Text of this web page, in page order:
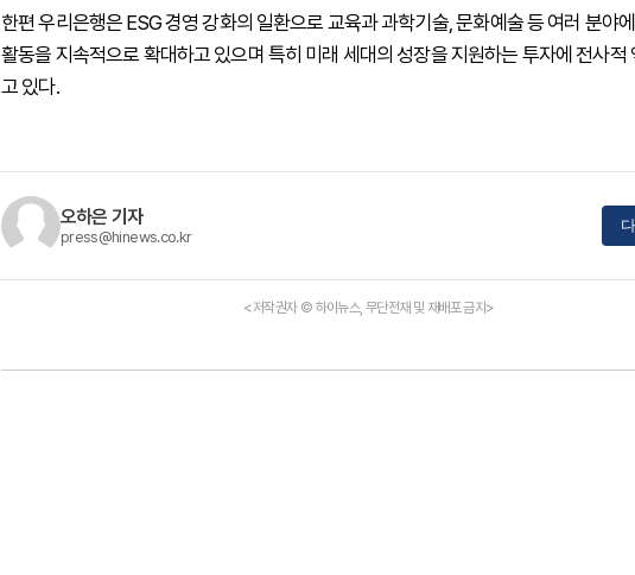
한편 우리은행은 ESG 경영 강화의 일환으로 교육과 과학기술, 문화예술 등 여러 분야
활동을 지속적으로 확대하고 있으며 특히 미래 세대의 성장을 지원하는 투자에 전사적
고 있다.
오하은 기자
press@hinews.co.kr
<저작권자 © 하이뉴스, 무단전재 및 재배포 금지>